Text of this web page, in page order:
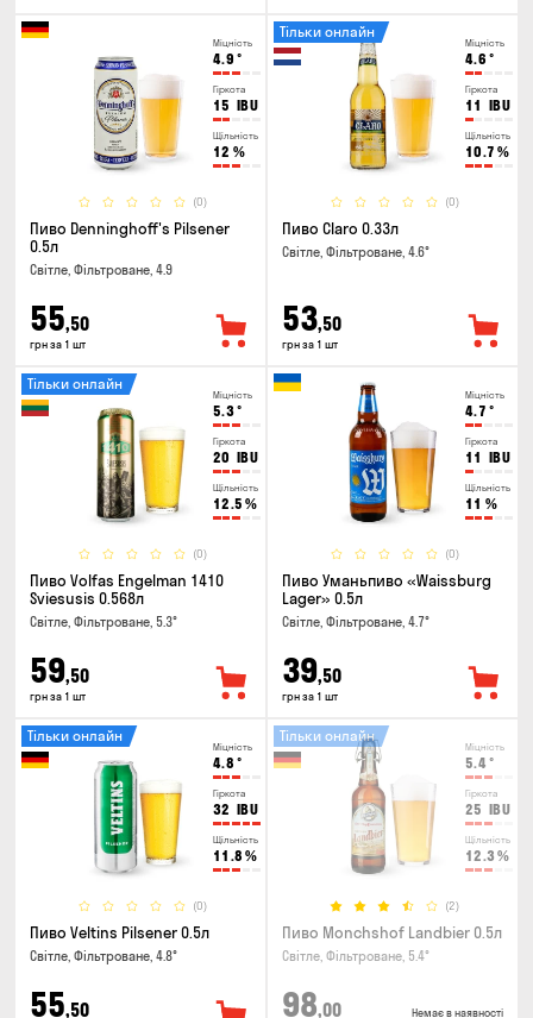
Міцність
4.9 °
Гіркота
15 IBU
Щільність
12 %
(0)
Пиво Denninghoff's Pilsener
0.5л
Світле, Фільтроване, 4.9
55,50
грн за 1 шт
Міцність
4.6 °
Гіркота
11 IBU
Щільність
10.7 %
(0)
Тільки онлайн
Пиво Claro 0.33л
Світле, Фільтроване, 4.6°
53,50
грн за 1 шт
Міцність
5.3°
Гіркота
20 IBU
Щільність
12.5 %
(0)
Тільки онлайн
Пиво Volfas Engelman 1410
Sviesusis 0.568л
Світле, Фільтроване, 5.3°
59,50
грн за 1 шт
Міцність
4.7 °
Гіркота
11 IBU
Щільність
11 %
(0)
Пиво Уманьпиво «Waissburg
Lager» 0.5л
Світле, Фільтроване, 4.7°
39,50
грн за 1 шт
Міцність
4.8 °
Гіркота
32 IBU
Щільність
11.8 %
(0)
Тільки онлайн
Пиво Veltins Pilsener 0.5л
Світле, Фільтроване, 4.8°
55,50
Міцність
5.4 °
Гіркота
25 IBU
Щільність
12.3 %
(2)
Тільки онлайн
Пиво Monchshof Landbier 0.5л
Світле, Фільтроване, 5.4°
98,00 Немає в наявності